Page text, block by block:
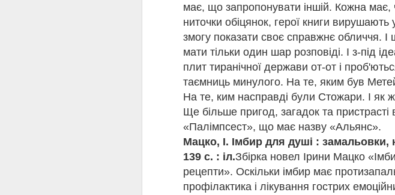
має, що запропонувати іншій. Кожна має,
ниточки обіцянок, герої книги
змогу показати своє справжнє обличчя.
мати тільки один шар розповіді. І з-під
плит тиранічної держави от-от і
таємниць минулого. На те, яким був
На те, ким насправді були Стожари. І як
Ще більше пригод, загадок та пристрасті
«Палімпсест», що має назву «Альянс».
Мацко, І. Імбир для душі :
139 с. : іл.Збірка новел Ірини Мацко
рецепти». Оскільки імбир має
профілактика і лікування гострих
Автор:Відділ міського